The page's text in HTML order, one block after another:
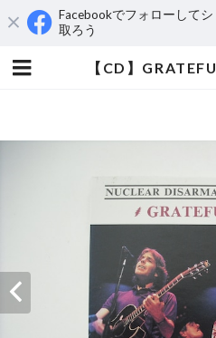
Facebookでフォローして
取ろう